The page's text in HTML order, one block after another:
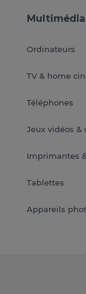
Multimédia
Ordinateurs
TV & home
Téléphones
Jeux vidéos &
Imprimantes
Tablettes
Appareils